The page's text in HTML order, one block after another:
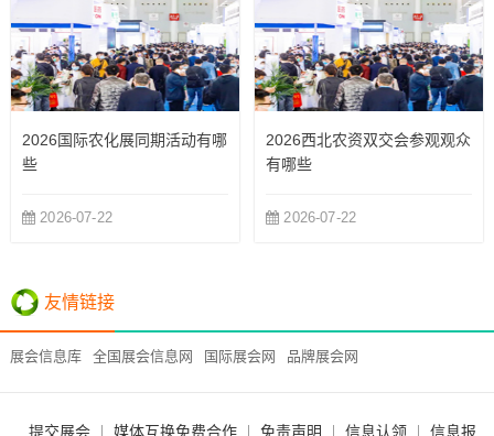
2026国际农化展同期活动有哪
些
2026-07-22
2026西北农资双交会参观观众
有哪些
2026-07-22
友情链接
展会信息库 全国展会信息网 国际展会网 品牌展会网
提交展会 媒体互换免费合作 免责声明 信息认领 信息报